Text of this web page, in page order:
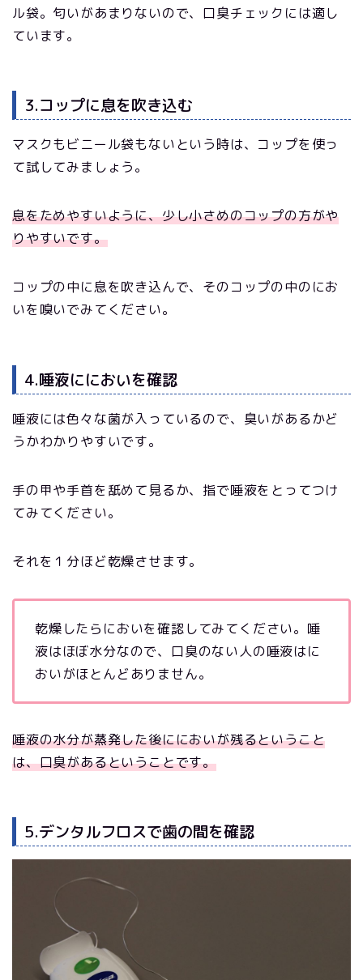
ル袋。匂いがあまりないので、口臭チェックには適し
ています。
3.コップに息を吹き込む
マスクもビニール袋もないという時は、コップを使っ
て試してみましょう。
息をためやすいように、少し小さめのコップの方がや
りやすいです。
コップの中に息を吹き込んで、そのコップの中のにお
いを嗅いでみてください。
4.唾液ににおいを確認
唾液には色々な菌が入っているので、臭いがあるかど
うかわかりやすいです。
手の甲や手首を舐めて見るか、指で唾液をとってつけ
てみてください。
それを１分ほど乾燥させます。
乾燥したらにおいを確認してみてください。唾
液はほぼ水分なので、口臭のない人の唾液はに
おいがほとんどありません。
唾液の水分が蒸発した後ににおいが残るということ
は、口臭があるということです。
5.デンタルフロスで歯の間を確認